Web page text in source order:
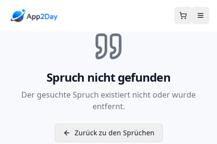
Spruch nicht gefunden
Der gesuchte Spruch existiert nicht oder wurde
entfernt.
Zurück zu den Sprüchen